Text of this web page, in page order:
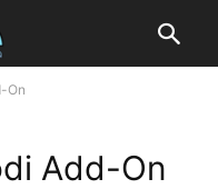
On
Add-On